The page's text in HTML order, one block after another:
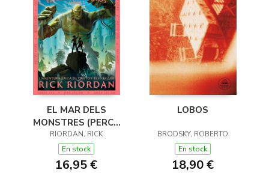
EL MAR DELS
MONSTRES (PERCY
JACKSON I ELS DÉUS
DE L'OLIMP 2)
RIORDAN, RICK
En stock
16,95 €
LOBOS
BRODSKY, ROBERTO
En stock
18,90 €